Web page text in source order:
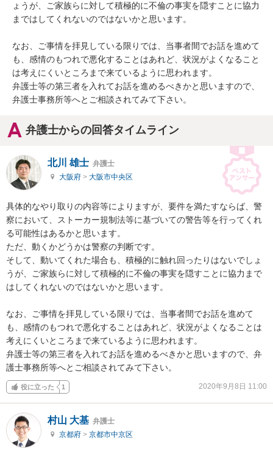
ょうが、ご家族らに対して積極的に不倫の事実を隠すことに協力
まではしてくれないのではないかと思います。
なお、ご事情を拝見している限りでは、当事者間でお話を進めて
も、感情のもつれで悪化することはあれど、状況がよくなること
は考えにくいところまで来ているように思われます。
弁護士等の第三者を入れてお話を進めるべきかと思いますので、
弁護士事務所等へとご相談されてみて下さい。
弁護士からの回答タイムライン
北川 雄士 弁護士
大阪府 > 大阪市中央区
具体的なやり取りの内容等によりますが、要件を満たすならば、警
察において、ストーカー規制法等に基づいての警告等を行ってくれ
る可能性はあるかと思います。
ただ、動くかどうかは警察の判断です。
そして、動いてくれた場合も、積極的に触れ回ったりはないでしょ
うが、ご家族らに対して積極的に不倫の事実を隠すことに協力まで
はしてくれないのではないかと思います。
なお、ご事情を拝見している限りでは、当事者間でお話を進めて
も、感情のもつれで悪化することはあれど、状況がよくなることは
考えにくいところまで来ているように思われます。
弁護士等の第三者を入れてお話を進めるべきかと思いますので、弁
護士事務所等へとご相談されてみて下さい。
役に立った 1 2020年9月8日 11:00
村山 大基 弁護士
京都府 > 京都市中京区